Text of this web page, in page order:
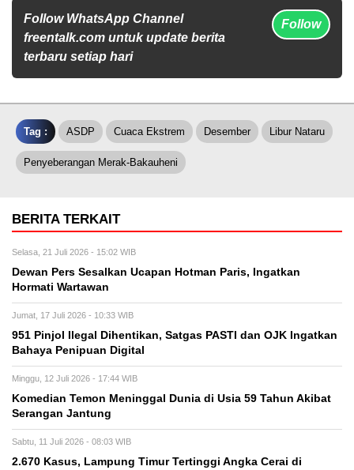
Follow WhatsApp Channel
freentalk.com untuk update berita
terbaru setiap hari
Follow
Tag : ASDP Cuaca Ekstrem Desember Libur Nataru
Penyeberangan Merak-Bakauheni
BERITA TERKAIT
Selasa, 21 Juli 2026 - 15:02 WIB
Dewan Pers Sesalkan Ucapan Hotman Paris, Ingatkan
Hormati Wartawan
Jumat, 17 Juli 2026 - 10:33 WIB
951 Pinjol Ilegal Dihentikan, Satgas PASTI dan OJK Ingatkan
Bahaya Penipuan Digital
Minggu, 12 Juli 2026 - 17:44 WIB
Komedian Temon Meninggal Dunia di Usia 59 Tahun Akibat
Serangan Jantung
Sabtu, 11 Juli 2026 - 08:03 WIB
2.670 Kasus, Lampung Timur Tertinggi Angka Cerai di